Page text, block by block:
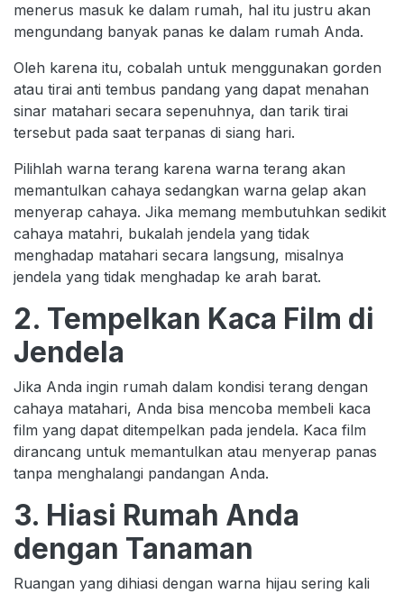
menerus masuk ke dalam rumah, hal itu justru akan
mengundang banyak panas ke dalam rumah Anda.
Oleh karena itu, cobalah untuk menggunakan gorden
atau tirai anti tembus pandang yang dapat menahan
sinar matahari secara sepenuhnya, dan tarik tirai
tersebut pada saat terpanas di siang hari.
Pilihlah warna terang karena warna terang akan
memantulkan cahaya sedangkan warna gelap akan
menyerap cahaya. Jika memang membutuhkan sedikit
cahaya matahri, bukalah jendela yang tidak
menghadap matahari secara langsung, misalnya
jendela yang tidak menghadap ke arah barat.
2. Tempelkan Kaca Film di
Jendela
Jika Anda ingin rumah dalam kondisi terang dengan
cahaya matahari, Anda bisa mencoba membeli kaca
film yang dapat ditempelkan pada jendela. Kaca film
dirancang untuk memantulkan atau menyerap panas
tanpa menghalangi pandangan Anda.
3. Hiasi Rumah Anda
dengan Tanaman
Ruangan yang dihiasi dengan warna hijau sering kali